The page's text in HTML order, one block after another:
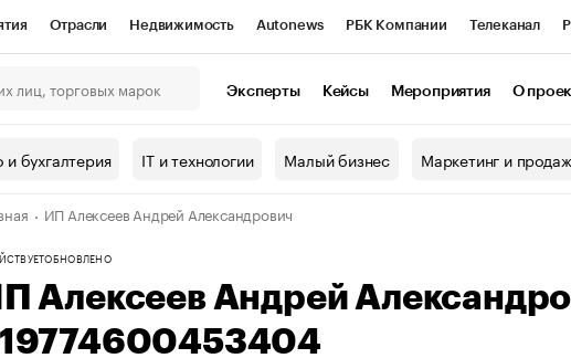
Отрасли Недвижимость Autonews РБК Компании Телеканал
Проверка контрагентов
валюты
Эксперты Кейсы Мероприятия О
и бухгалтерия IT и технологии Малый бизнес Маркетинг и
ИП Алексеев Андрей Александрович
ОБНОВЛЕНО
Алексеев Андрей